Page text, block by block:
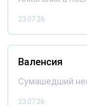
23.07.26
Валенсия
Сумашедший
23.07.26